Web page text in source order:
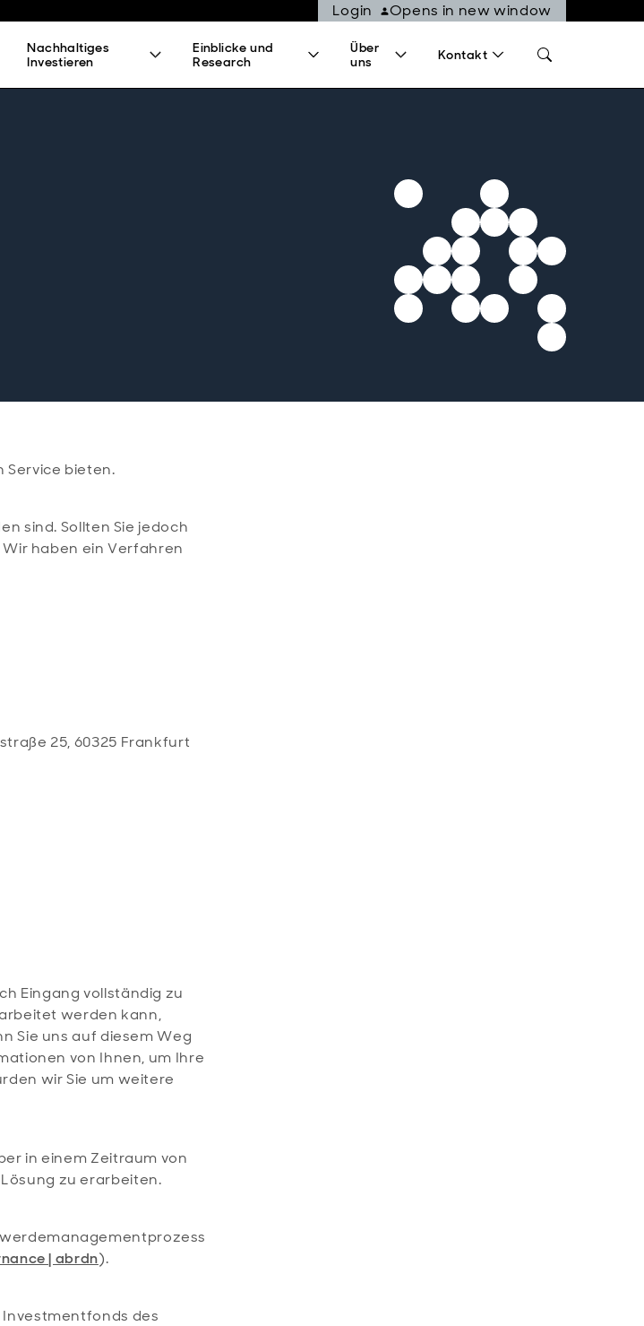
Login
Opens in new window
Nachhaltiges
Investieren
Einblicke und
Research
Über
uns
Kontakt
bieten.
sind. Sollten Sie jedoch
haben ein Verfahren
25, 60325 Frankfurt
Eingang vollständig zu
werden kann,
Sie uns auf diesem Weg
von Ihnen, um Ihre
wir Sie um weitere
in einem Zeitraum von
zu erarbeiten.
| abrdn).
des